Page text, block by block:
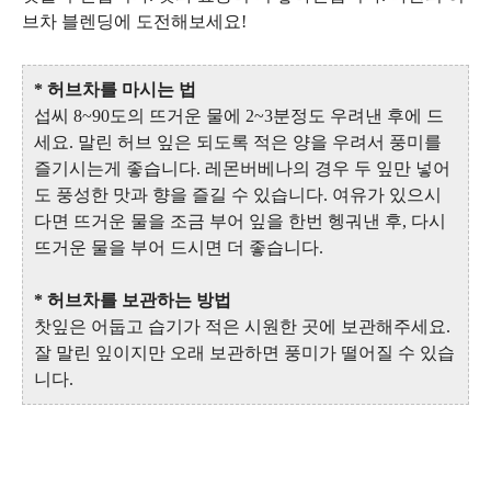
브차 블렌딩에 도전해보세요!
* 허브차를 마시는 법
섭씨 8~90도의 뜨거운 물에 2~3분정도 우려낸 후에 드
세요. 말린 허브 잎은 되도록 적은 양을 우려서 풍미를
즐기시는게 좋습니다. 레몬버베나의 경우 두 잎만 넣어
도 풍성한 맛과 향을 즐길 수 있습니다. 여유가 있으시
다면 뜨거운 물을 조금 부어 잎을 한번 헹궈낸 후, 다시
뜨거운 물을 부어 드시면 더 좋습니다.
* 허브차를 보관하는 방법
찻잎은 어둡고 습기가 적은 시원한 곳에 보관해주세요.
잘 말린 잎이지만 오래 보관하면 풍미가 떨어질 수 있습
니다.